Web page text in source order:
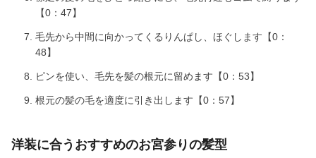
【0：47】
毛先から中間に向かってくるりんぱし、ほぐします【0：
48】
ピンを使い、毛先を髪の根元に留めます【0：53】
根元の髪の毛を適度に引き出します【0：57】
洋装に合うおすすめのお宮参りの髪型